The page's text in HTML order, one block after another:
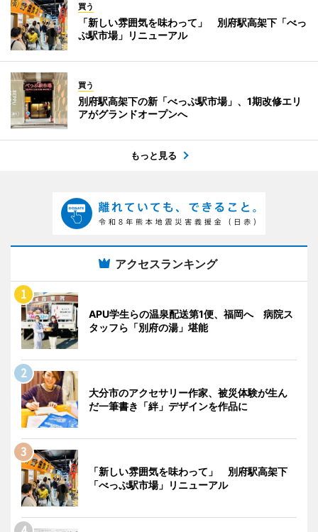
買う
「新しい雰囲気を味わって」 別府駅高架下「べっ
ぷ駅市場」リニューアル
買う
別府駅高架下の新「べっぷ駅市場」、1期改修エリ
アがグランドオープンへ
もっと見る
アクセスランキング
APU学生らの温泉配送第1便、福岡へ 病院ス
タッフら「別府の湯」堪能
大分市のアクセサリー作家、被災体験が生ん
だ一筆書き「絆」デザインを作品に
「新しい雰囲気を味わって」 別府駅高架下
「べっぷ駅市場」リニューアル